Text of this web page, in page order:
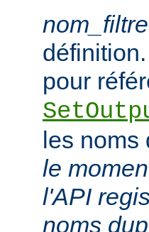
nom_filtre
pour
les noms
le
l'API
noms